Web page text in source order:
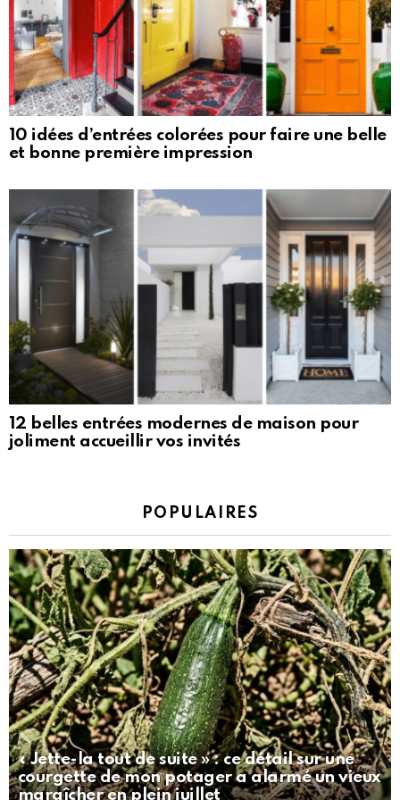
10 idées d’entrées colorées pour faire une belle
et bonne première impression
12 belles entrées modernes de maison pour
joliment accueillir vos invités
POPULAIRES
« Jette-la tout de suite » : ce détail sur une
courgette de mon potager a alarmé un vieux
maraîcher en plein juillet